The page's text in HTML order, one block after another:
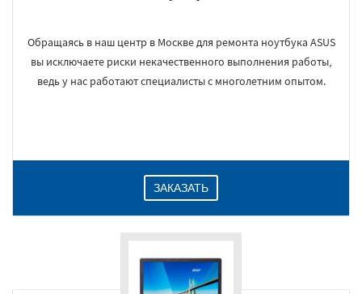
Обращаясь в наш центр в Москве для ремонта ноутбука ASUS
вы исключаете риски некачественного выполнения работы,
ведь у нас работают специалисты с многолетним опытом.
ЗАКАЗАТЬ